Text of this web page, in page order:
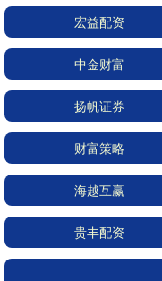
宏益配资
中金财富
扬帆证券
财富策略
海越互赢
贵丰配资